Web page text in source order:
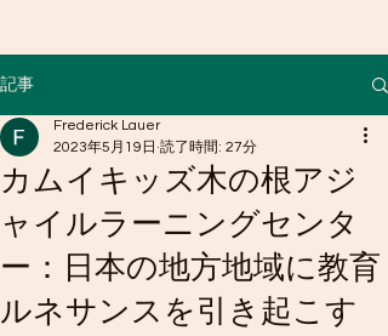
記事
カムイキッズ木の根アジ
ャイルラーニングセンタ
ー：日本の地方地域に教育
ルネサンスを引き起こす
Frederick Lauer
2023年5月19日 読了時間: 27分